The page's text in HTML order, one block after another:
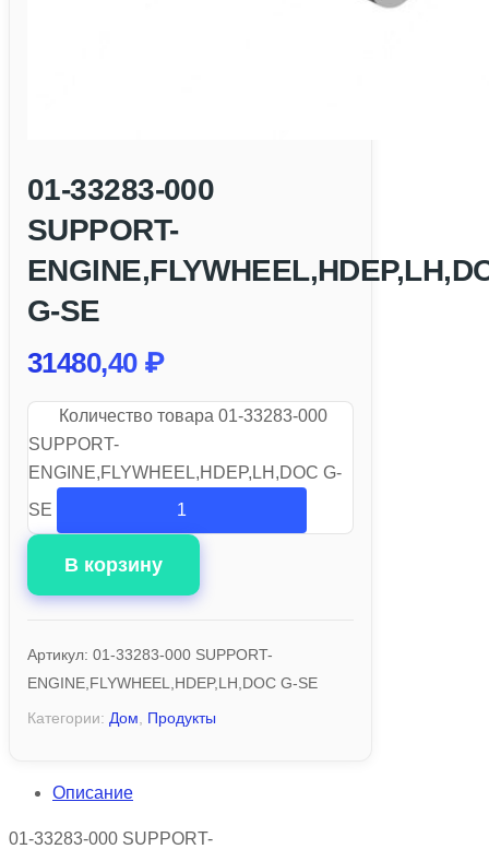
01-33283-000
SUPPORT-
G-SE
31480,40 ₽
Количество товара 01-33283-000
SUPPORT-
ENGINE,FLYWHEEL,HDEP,LH,DOC G-
SE
В корзину
Артикул: 01-33283-000 SUPPORT-
ENGINE,FLYWHEEL,HDEP,LH,DOC G-SE
Категории: Дом Продукты
Описание
01-33283-000 SUPPORT-